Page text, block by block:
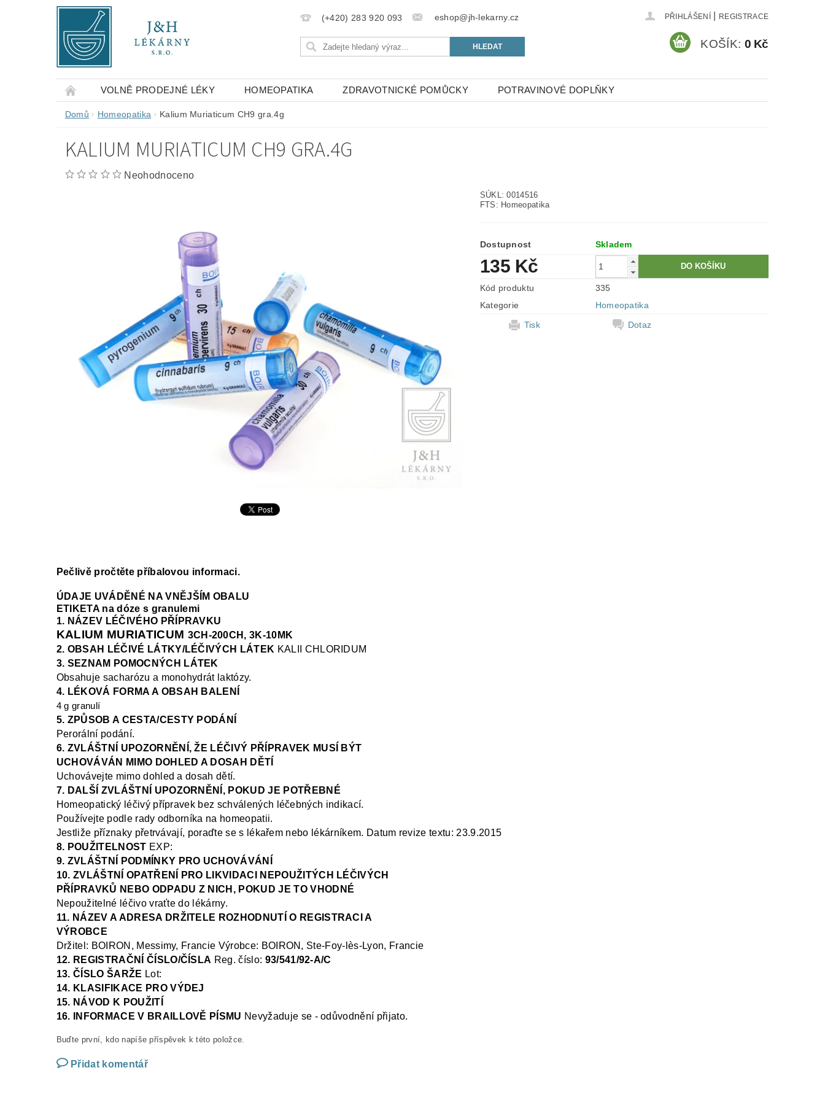
(+420) 283 920 093 eshop@jh-lekarny.cz PŘIHLÁŠENÍ REGISTRACE
KOŠÍK: 0 Kč
VOLNĚ PRODEJNÉ LÉKY HOMEOPATIKA ZDRAVOTNICKÉ POMŮCKY POTRAVINOVÉ DOPLŇKY
OBCHODNÍ PODMÍNKY KONTAKTY
Domů Homeopatika Kalium Muriaticum CH9 gra.4g
KALIUM MURIATICUM CH9 GRA.4G
Neohodnoceno
SÚKL: 0014516
FTS: Homeopatika
Dostupnost Skladem
135 Kč
Kód produktu
335
Kategorie
Homeopatika
Tisk
Dotaz
Pečlivě pročtěte příbalovou informaci.
ÚDAJE UVÁDĚNÉ NA VNĚJŠÍM OBALU
ETIKETA na dóze s granulemi
1. NÁZEV LÉČIVÉHO PŘÍPRAVKU
KALIUM MURIATICUM 3CH-200CH, 3K-10MK
2. OBSAH LÉČIVÉ LÁTKY/LÉČIVÝCH LÁTEK KALII CHLORIDUM
3. SEZNAM POMOCNÝCH LÁTEK
Obsahuje sacharózu a monohydrát laktózy.
4. LÉKOVÁ FORMA A OBSAH BALENÍ
4 g granulí
5. ZPŮSOB A CESTA/CESTY PODÁNÍ
Perorální podání.
6. ZVLÁŠTNÍ UPOZORNĚNÍ, ŽE LÉČIVÝ PŘÍPRAVEK MUSÍ BÝT
UCHOVÁVÁN MIMO DOHLED A DOSAH DĚTÍ
Uchovávejte mimo dohled a dosah dětí.
7. DALŠÍ ZVLÁŠTNÍ UPOZORNĚNÍ, POKUD JE POTŘEBNÉ
Homeopatický léčivý přípravek bez schválených léčebných indikací.
Používejte podle rady odborníka na homeopatii.
Jestliže příznaky přetrvávají, poraďte se s lékařem nebo lékárníkem. Datum revize textu: 23.9.2015
8. POUŽITELNOST EXP:
9. ZVLÁŠTNÍ PODMÍNKY PRO UCHOVÁVÁNÍ
10. ZVLÁŠTNÍ OPATŘENÍ PRO LIKVIDACI NEPOUŽITÝCH LÉČIVÝCH
PŘÍPRAVKŮ NEBO ODPADU Z NICH, POKUD JE TO VHODNÉ
Nepoužitelné léčivo vraťte do lékárny.
11. NÁZEV A ADRESA DRŽITELE ROZHODNUTÍ O REGISTRACI A
VÝROBCE
Držitel : BOIRON, Messimy, Francie Výrobce: BOIRON, Ste-Foy- lès-Lyon, Francie
12. REGISTRAČNÍ ČÍSLO/ČÍSLA Reg.číslo: 93/541/92-A/C
13. ČÍSLO ŠARŽE Lot:
14. KLASIFIKACE PRO VÝDEJ
15. NÁVOD K POUŽITÍ
16. INFORMACE V BRAILLOVĚ PÍSMU Nevyžaduje se -odůvodnění přijato.
Buďte první, kdo napíše příspěvek k této položce.
Přidat komentář